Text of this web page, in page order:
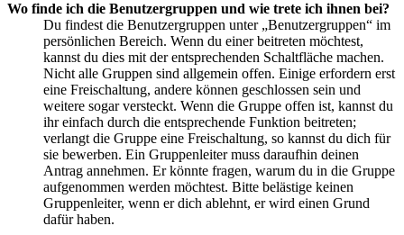
Wo finde ich die Benutzergruppen und wie trete ich ihnen bei?
Du findest die Benutzergruppen unter „Benutzergruppen“ im
persönlichen Bereich. Wenn du einer beitreten möchtest,
kannst du dies mit der entsprechenden Schaltfläche machen.
Nicht alle Gruppen sind allgemein offen. Einige erfordern erst
eine Freischaltung, andere können geschlossen sein und
weitere sogar versteckt. Wenn die Gruppe offen ist, kannst du
ihr einfach durch die entsprechende Funktion beitreten;
verlangt die Gruppe eine Freischaltung, so kannst du dich für
sie bewerben. Ein Gruppenleiter muss daraufhin deinen
Antrag annehmen. Er könnte fragen, warum du in die Gruppe
aufgenommen werden möchtest. Bitte belästige keinen
Gruppenleiter, wenn er dich ablehnt, er wird einen Grund
dafür haben.